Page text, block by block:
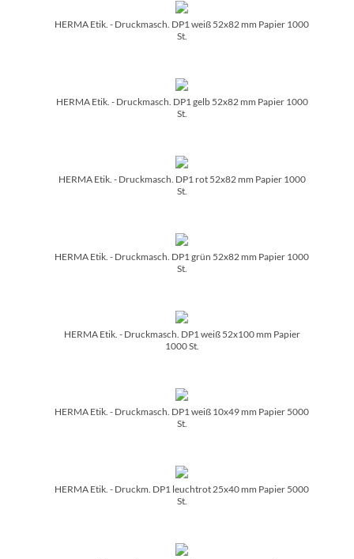
HERMA Etik. - Druckmasch. DP1 weiß 52x82 mm Papier 1000
St.
HERMA Etik. - Druckmasch. DP1 gelb 52x82 mm Papier 1000
St.
HERMA Etik. - Druckmasch. DP1 rot 52x82 mm Papier 1000
St.
HERMA Etik. - Druckmasch. DP1 grün 52x82 mm Papier 1000
St.
HERMA Etik. - Druckmasch. DP1 weiß 52x100 mm Papier
1000 St.
HERMA Etik. - Druckmasch. DP1 weiß 10x49 mm Papier 5000
St.
HERMA Etik. - Druckm. DP1 leuchtrot 25x40 mm Papier 5000
St.